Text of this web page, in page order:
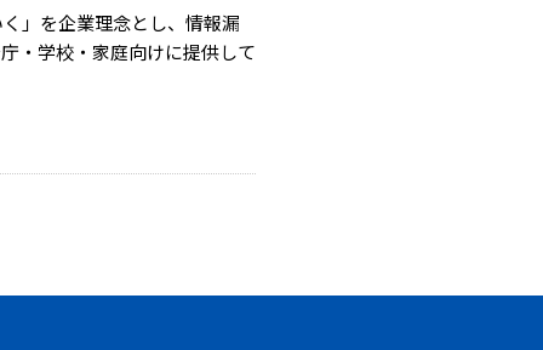
」を企業理念とし、情報漏
・学校・家庭向けに提供して